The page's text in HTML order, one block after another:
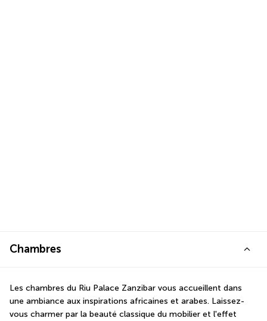
Chambres
Les chambres du Riu Palace Zanzibar vous accueillent dans
une ambiance aux inspirations africaines et arabes. Laissez-
vous charmer par la beauté classique du mobilier et l'effet